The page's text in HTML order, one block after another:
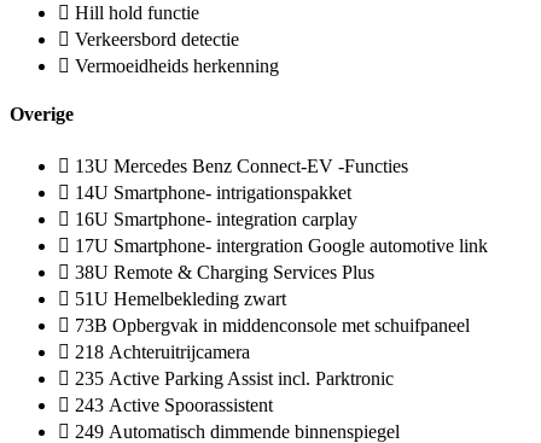
Hill hold functie
Verkeersbord detectie
Vermoeidheids herkenning
Overige
13U Mercedes Benz Connect-EV -Functies
14U Smartphone- intrigationspakket
16U Smartphone- integration carplay
17U Smartphone- intergration Google automotive link
38U Remote & Charging Services Plus
51U Hemelbekleding zwart
73B Opbergvak in middenconsole met schuifpaneel
218 Achteruitrijcamera
235 Active Parking Assist incl. Parktronic
243 Active Spoorassistent
249 Automatisch dimmende binnenspiegel